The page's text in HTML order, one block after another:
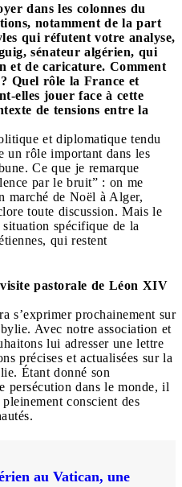
dans les colonnes du
notamment de la part
qui réfutent votre analyse,
sénateur algérien, qui
et de caricature. Comment
Quel rôle la France et
elles jouer face à cette
de tensions entre la
et diplomatique tendu
un rôle important dans les
Ce que je remarque
par le bruit” : on me
marché de Noël à Alger,
toute discussion. Mais le
spécifique de la
qui restent
pastorale de Léon XIV
s’exprimer prochainement sur
Avec notre association et
lui adresser une lettre
précises et actualisées sur la
Étant donné son
persécution dans le monde, il
conscient des
au Vatican, une